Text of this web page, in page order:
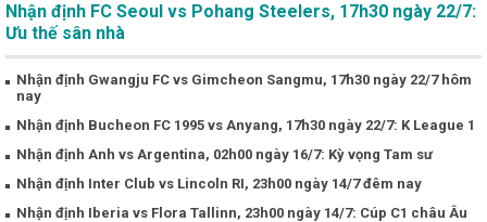
Nhận định FC Seoul vs Pohang Steelers, 17h30 ngày 22/7:
Ưu thế sân nhà
Nhận định Gwangju FC vs Gimcheon Sangmu, 17h30 ngày 22/7 hôm
nay
Nhận định Bucheon FC 1995 vs Anyang, 17h30 ngày 22/7: K League 1
Nhận định Anh vs Argentina, 02h00 ngày 16/7: Kỳ vọng Tam sư
Nhận định Inter Club vs Lincoln RI, 23h00 ngày 14/7 đêm nay
Nhận định Iberia vs Flora Tallinn, 23h00 ngày 14/7: Cúp C1 châu Âu